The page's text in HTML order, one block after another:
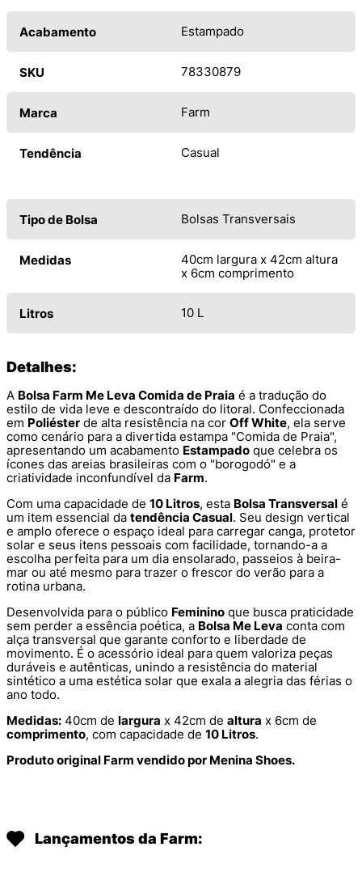
Acabamento Estampado
SKU 78330879
Marca Farm
Tendência Casual
Tipo de Bolsa Bolsas Transversais
Medidas
40cm largura x 42cm altura
x 6cm comprimento
Litros 10 L
Detalhes:
A Bolsa Farm Me Leva Comida de Praia é a tradução do
estilo de vida leve e descontraído do litoral. Confeccionada
em Poliéster de alta resistência na cor Off White, ela serve
como cenário para a divertida estampa "Comida de Praia",
apresentando um acabamento Estampado que celebra os
ícones das areias brasileiras com o "borogodó" e a
criatividade inconfundível da Farm.
Com uma capacidade de 10 Litros, esta Bolsa Transversal é
um item essencial da tendência Casual. Seu design vertical
e amplo oferece o espaço ideal para carregar canga, protetor
solar e seus itens pessoais com facilidade, tornando-a a
escolha perfeita para um dia ensolarado, passeios à beira-
mar ou até mesmo para trazer o frescor do verão para a
rotina urbana.
Desenvolvida para o público Feminino que busca praticidade
sem perder a essência poética, a Bolsa Me Leva conta com
alça transversal que garante conforto e liberdade de
movimento. É o acessório ideal para quem valoriza peças
duráveis e autênticas, unindo a resistência do material
sintético a uma estética solar que exala a alegria das férias o
ano todo.
Medidas: 40cm de largura x 42cm de altura x 6cm de
comprimento, com capacidade de 10 Litros.
Produto original Farm vendido por Menina Shoes.
Lançamentos da Farm: